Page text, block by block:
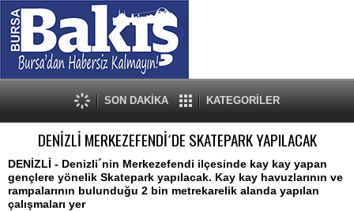
SON DAKİKA KATEGORİLER
DENİZLİ MERKEZEFENDİ´DE SKATEPARK YAPILACAK
DENİZLİ - Denizli´nin Merkezefendi ilçesinde kay kay yapan
gençlere yönelik Skatepark yapılacak. Kay kay havuzlarının ve
rampalarının bulunduğu 2 bin metrekarelik alanda yapılan
çalışmaları yer